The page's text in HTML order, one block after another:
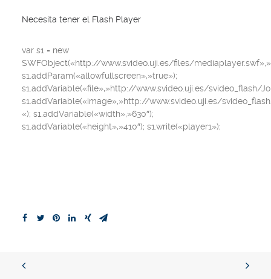
Necesita tener el Flash Player
var s1 = new
SWFObject(«http://www.svideo.uji.es/files/
s1.addParam(«allowfullscreen»,»true»);
s1.addVariable(«file»,»http://www.svideo.uji.es/svideo_flash/
s1.addVariable(«image»,»http://www.svideo.uji.es/
«); s1.addVariable(«width»,»630″);
s1.addVariable(«height»,»410″); s1.write(«player1»);